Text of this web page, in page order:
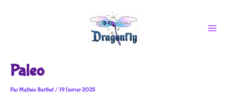
Paleo
ParMathéo Berthet/19 février 2025